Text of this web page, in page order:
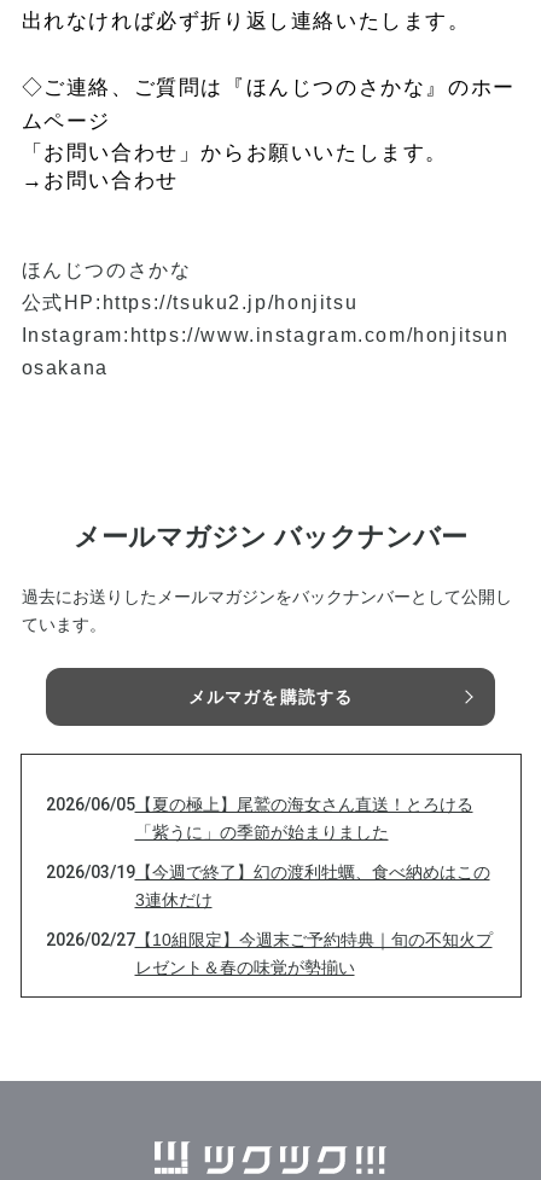
出れなければ必ず折り返し連絡いたします。
◇ご連絡、ご質問は『ほんじつのさかな』のホー
ムページ
「お問い合わせ」からお願いいたします。
→ お問い合わせ
ほんじつのさかな
公式HP: https://tsuku2.jp/honjitsu
Instagram: https://www.instagram.com/honjitsun
osakana
メールマガジン バックナンバー
過去にお送りしたメールマガジンをバックナンバーとして公開し
ています。
メルマガを購読する
2026/06/05【夏の極上】尾鷲の海女さん直送！とろける
「紫うに」の季節が始まりました
2026/03/19【今週で終了】幻の渡利牡蠣、食べ納めはこの
3連休だけ
2026/02/27【10組限定】今週末ご予約特典｜旬の不知火プ
レゼント＆春の味覚が勢揃い
【数量限定】白石湖育ちの「渡利牡蠣」スター
ト｜ほんじつのさかな